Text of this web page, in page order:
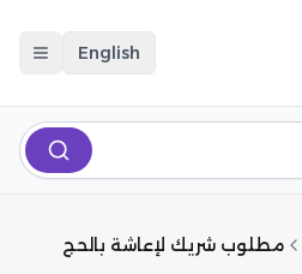
English
مطلوب شريك لإعاشة بالحج